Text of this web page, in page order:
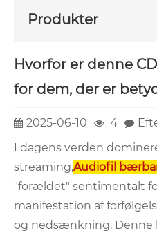
Produkter
Hvorfor er denne
for dem, der er
2025-06-10 4
I dagens verden
streaming,Audiofil
"forældet" sentimentalt
manifestation af
og nedsænkning. Denne